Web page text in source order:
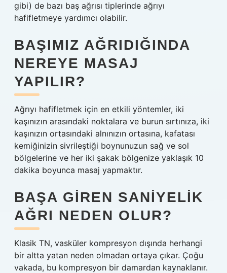
gibi) de bazı baş ağrısı tiplerinde ağrıyı
hafifletmeye yardımcı olabilir.
BAŞIMIZ AĞRIDIĞINDA
NEREYE MASAJ
YAPILIR?
Ağrıyı hafifletmek için en etkili yöntemler, iki
kaşınızın arasındaki noktalara ve burun sırtınıza, iki
kaşınızın ortasındaki alnınızın ortasına, kafatası
kemiğinizin sivrileştiği boynunuzun sağ ve sol
bölgelerine ve her iki şakak bölgenize yaklaşık 10
dakika boyunca masaj yapmaktır.
BAŞA GIREN SANIYELIK
AĞRI NEDEN OLUR?
Klasik TN, vasküler kompresyon dışında herhangi
bir altta yatan neden olmadan ortaya çıkar. Çoğu
vakada, bu kompresyon bir damardan kaynaklanır.